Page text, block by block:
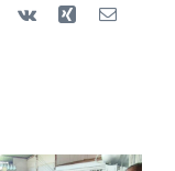
Pinterest
Vk Xing Email